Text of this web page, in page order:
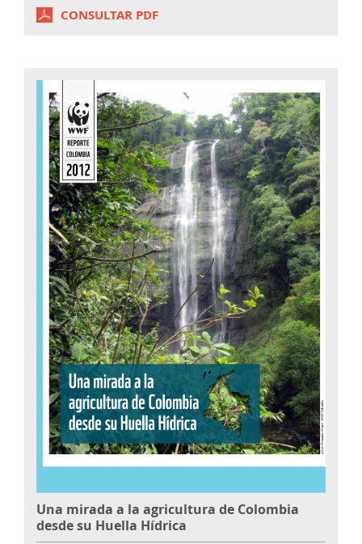
CONSULTAR PDF
Una mirada a la agricultura de Colombia
desde su Huella Hídrica